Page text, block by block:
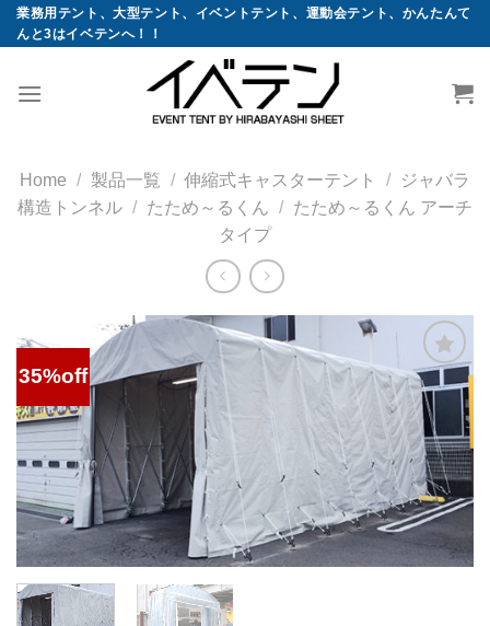
コ
ン
業務用テント、大型テント、イベントテント、運動会テント、かんたんて
んと3はイベテンへ！！
Home / 製品一覧 / 伸縮式キャスターテント /
ジャバラ
構造トンネル / たため～るくん /
たため～るくん アーチ
タイプ
35%off
お気
に入
りに
追加